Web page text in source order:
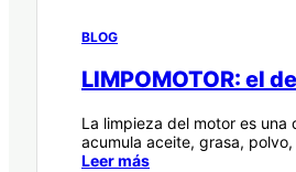
BLOG
LIMPOMOTOR: el
La limpieza del motor es
acumula aceite, grasa,
Leer más